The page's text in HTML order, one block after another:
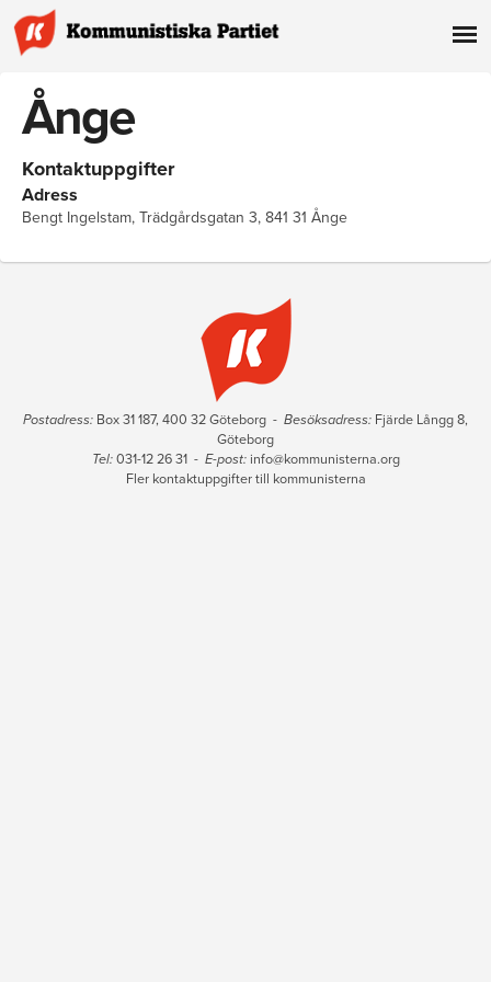
Ånge
Kontaktuppgifter
Adress
Bengt Ingelstam, Trädgårdsgatan 3, 841 31 Ånge
Postadress: Box 31 187, 400 32 Göteborg - Besöksadress: Fjärde Långg 8,
Göteborg
Tel:031-12 26 31 - E-post: info@kommunisterna.org
Fler kontaktuppgifter till kommunisterna